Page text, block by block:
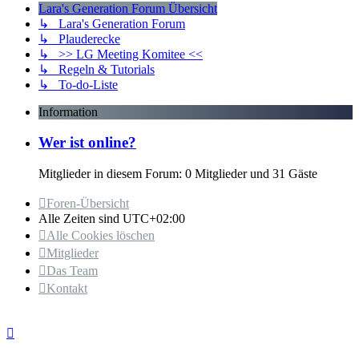
Lara's Generation Forum Übersicht
↳ Lara's Generation Forum
↳ Plauderecke
↳ >> LG Meeting Komitee <<
↳ Regeln & Tutorials
↳ To-do-Liste
Information
Wer ist online?
Mitglieder in diesem Forum: 0 Mitglieder und 31 Gäste
Foren-Übersicht
Alle Zeiten sind UTC+02:00
Alle Cookies löschen
Mitglieder
Das Team
Kontakt